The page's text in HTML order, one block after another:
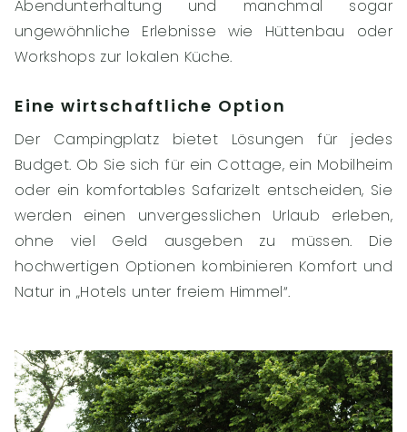
Abendunterhaltung und manchmal sogar
ungewöhnliche Erlebnisse wie Hüttenbau oder
Workshops zur lokalen Küche.
Eine wirtschaftliche Option
Der Campingplatz bietet Lösungen für jedes
Budget. Ob Sie sich für ein Cottage, ein Mobilheim
oder ein komfortables Safarizelt entscheiden, Sie
werden einen unvergesslichen Urlaub erleben,
ohne viel Geld ausgeben zu müssen. Die
hochwertigen Optionen kombinieren Komfort und
Natur in „Hotels unter freiem Himmel“.